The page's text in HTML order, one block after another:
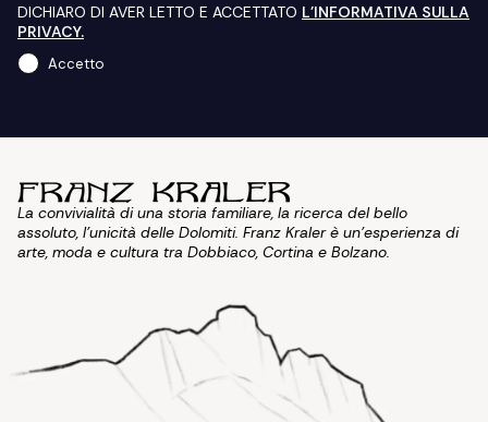
DICHIARO DI AVER LETTO E ACCETTATO L'INFORMATIVA SULLA
PRIVACY.
Accetto
La convivialità di una storia familiare, la ricerca del bello
assoluto, l'unicità delle Dolomiti. Franz Kraler è un'esperienza di
arte, moda e cultura tra Dobbiaco, Cortina e Bolzano.